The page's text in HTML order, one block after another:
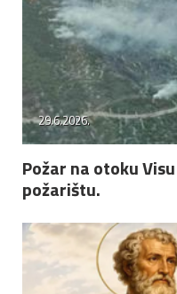
29.6.2026.
Požar na otoku
požarištu.